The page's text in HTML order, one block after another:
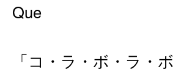
Que
「コ・ラ・ボ・ラ・ボ